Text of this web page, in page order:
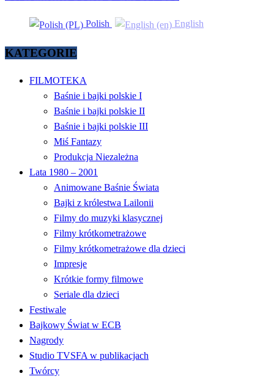
Polish English
KATEGORIE
FILMOTEKA
Baśnie i bajki polskie I
Baśnie i bajki polskie II
Baśnie i bajki polskie III
Miś Fantazy
Produkcja Niezależna
Lata 1980 – 2001
Animowane Baśnie Świata
Bajki z królestwa Lailonii
Filmy do muzyki klasycznej
Filmy krótkometrażowe
Filmy krótkometrażowe dla dzieci
Impresje
Krótkie formy filmowe
Seriale dla dzieci
Festiwale
Bajkowy Świat w ECB
Nagrody
Studio TVSFA w publikacjach
Twórcy